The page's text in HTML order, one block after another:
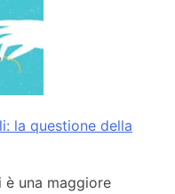
la questione della
una maggiore